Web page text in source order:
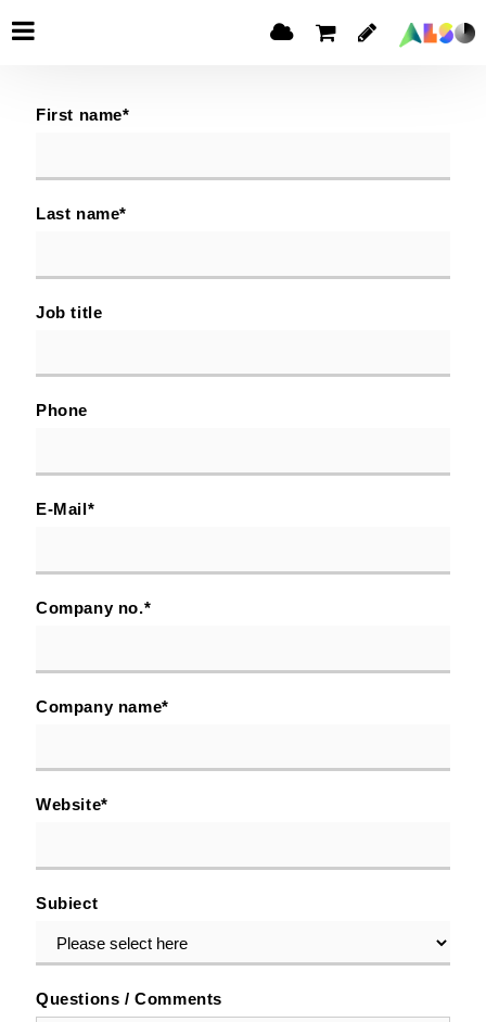
First name*
Last name*
Job title
Phone
E-Mail*
Company no.*
Company name*
Website*
Subiect
Questions / Comments